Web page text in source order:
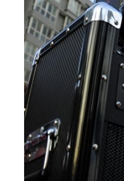
【同期】科技
其实这个故事
就是因为有一
其实它就是
我们没有发
其实不吃不
大概有三天